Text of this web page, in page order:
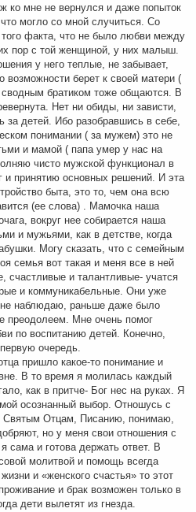
ко мне не вернулся и даже попыток
могло со мной случиться. Со
факта, что не было любви между
пор с той женщиной, у них малыш.
у него теплые, не забывает,
возможности берет к своей матери (
сводным братиком тоже общаются. В
Нет ни обиды, ни зависти,
за детей. Ибо разобравшись в себе,
понимании ( за мужем) это не
и мамой ( папа умер у нас на
чисто мужской функционал в
и принятию основных решений. И эта
быта, это то, чем она всю
(ее слова) . Мамочка наша
вокруг нее собирается наша
и мужьями, как в детстве, когда
Могу сказать, что с семейным
семья вот такая и меня все в ней
счастливые и талантливые- учатся
и коммуникабельные. Они уже
не наблюдаю, раньше даже было
Мне очень помог
по воспитанию детей. Конечно,
очередь.
пришло какое-то понимание и
В то время я молилась каждый
как в притче- Бог нес на руках. Я
осознанный выбор. Отношусь с
Отцам, Писанию, понимаю,
но у меня свои отношения с
сама и готова держать ответ. В
молитвой и помощь всегда
и «женского счастья» то этот
и брак возможен только в
дети вылетят из гнезда.